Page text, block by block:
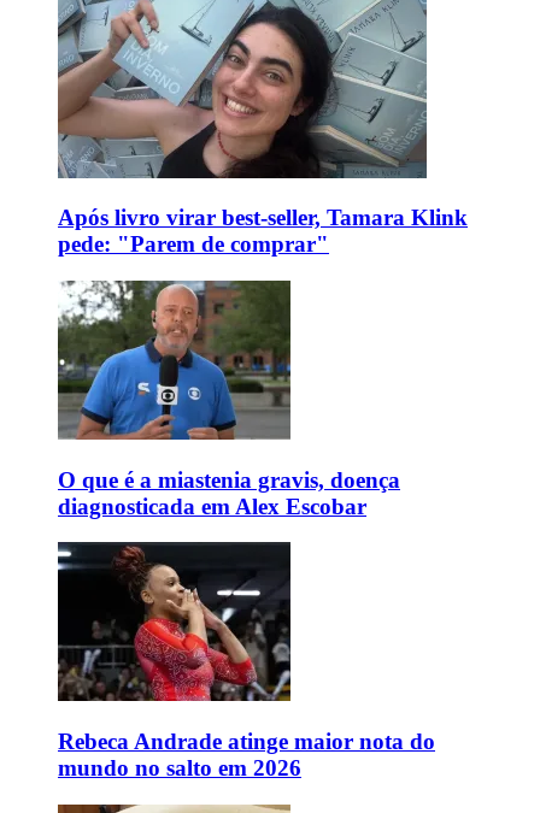
Após livro virar best-seller, Tamara Klink
pede: "Parem de comprar"
O que é a miastenia gravis, doença
diagnosticada em Alex Escobar
Rebeca Andrade atinge maior nota do
mundo no salto em 2026